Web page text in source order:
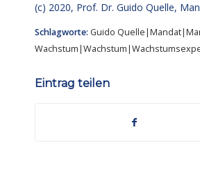
(c) 2020, Prof. Dr. Guido Quelle,
Schlagworte: Guido
Eintrag teilen